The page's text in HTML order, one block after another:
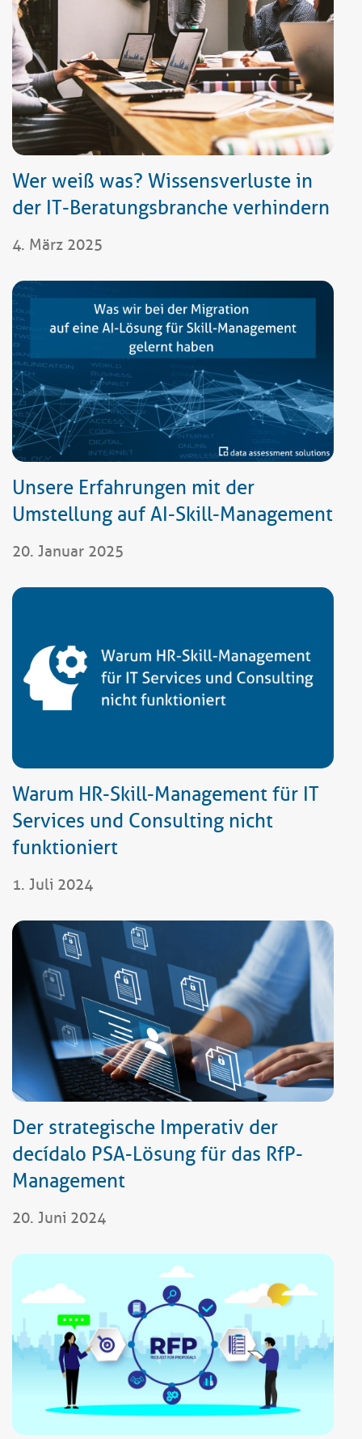
Wer weiß was? Wissensverluste in
der IT-Beratungsbranche verhindern
4. März 2025
Unsere Erfahrungen mit der
Umstellung auf AI-Skill-Management
20. Januar 2025
Warum HR-Skill-Management für IT
Services und Consulting nicht
funktioniert
1. Juli 2024
Der strategische Imperativ der
decídalo PSA-Lösung für das RfP-
Management
20. Juni 2024